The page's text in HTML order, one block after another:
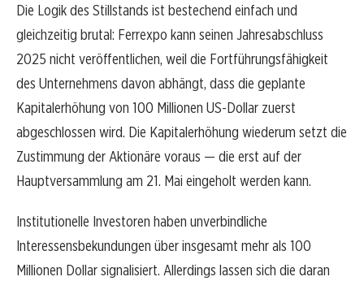
Die Logik des Stillstands ist bestechend einfach und
gleichzeitig brutal: Ferrexpo kann seinen Jahresabschluss
2025 nicht veröffentlichen, weil die Fortführungsfähigkeit
des Unternehmens davon abhängt, dass die geplante
Kapitalerhöhung von 100 Millionen US-Dollar zuerst
abgeschlossen wird. Die Kapitalerhöhung wiederum setzt die
Zustimmung der Aktionäre voraus — die erst auf der
Hauptversammlung am 21. Mai eingeholt werden kann.
Institutionelle Investoren haben unverbindliche
Interessensbekundungen über insgesamt mehr als 100
Millionen Dollar signalisiert. Allerdings lassen sich die daran